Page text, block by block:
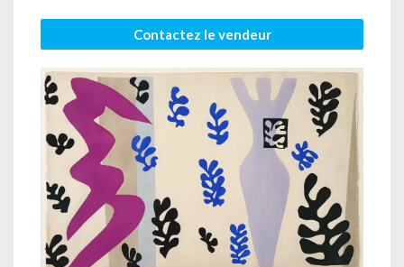
Contactez le vendeur